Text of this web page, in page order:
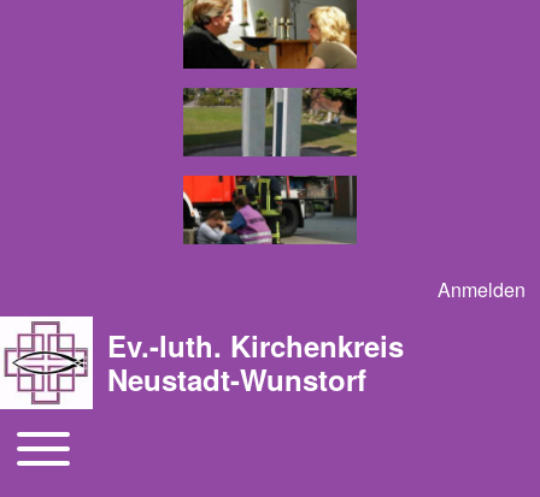
User
Anmelden
Ev.-luth. Kirchenkreis
Neustadt-Wunstorf
Main navigation
Toggle main menu